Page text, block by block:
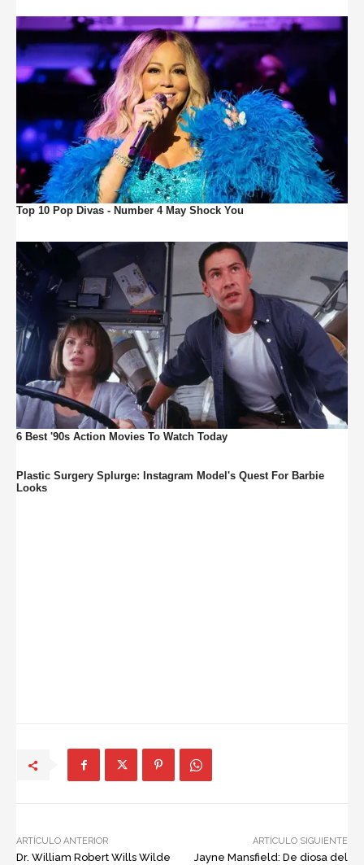
ARTÍCULO ANTERIOR
Dr. William Robert Wills Wilde
ARTÍCULO SIGUIENTE
Jayne Mansfield: De diosa del